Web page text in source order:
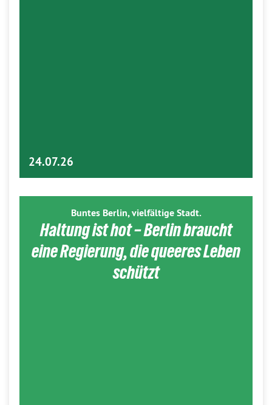
24.07.26
Buntes Berlin, vielfältige Stadt.
Haltung ist hot – Berlin braucht
eine Regierung, die queeres Leben
schützt